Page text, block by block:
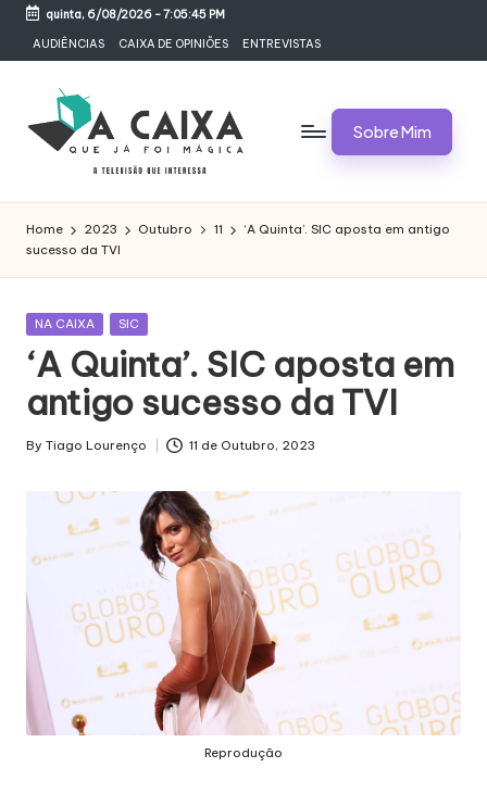
content
quinta, 6/08/2026-7:05:46 PM
AUDIÊNCIAS CAIXA DE OPINIÕES ENTREVISTAS
A
C
A
I
X
A
Q
U
Á
F
O
I
M
Programas,
e
Bastidores
Sobre Mim
Home 2023 Outubro 11
‘A Quinta’. SIC aposta em antigo
sucesso da TVI
Posted
NA CAIXA SIC
‘A Quinta’. SIC aposta em
antigo sucesso da TVI
Posted
By Tiago Lourenço 11 de Outubro, 2023
Reprodução